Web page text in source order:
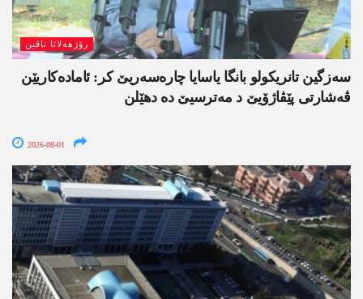
رۆژھەلاتا ناڤین
سەزگین تانریکولو بانگا یاسایا چارەسەریێ کر: ئامادەکاریێن
ڤەشارتی پێڤاژۆیێ د مەترسیێ دە دھێلن
2026-08-01